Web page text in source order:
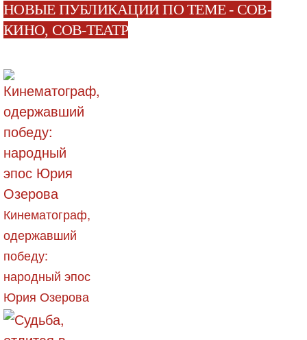
НОВЫЕ ПУБЛИКАЦИИ ПО ТЕМЕ - СОВ-
КИНО, СОВ-ТЕАТР
Кинематограф,
одержавший
победу:
народный эпос
Юрия Озерова